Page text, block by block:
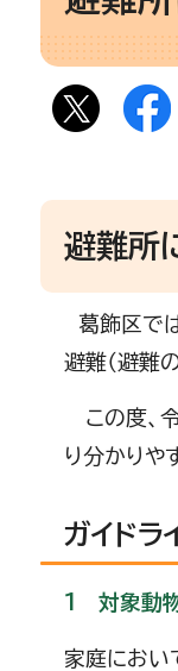
避難所
葛飾区で
避難（避難
この度、
り分かりや
ガイドラ
1 対象動
家庭におい